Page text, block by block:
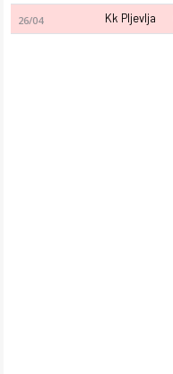
26/04 Kk Pljevlja